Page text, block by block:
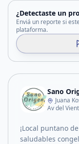
¿Detectaste un
Enviá un reporte si
plataforma.
Sano
Juana
¡Local puntano
saludables